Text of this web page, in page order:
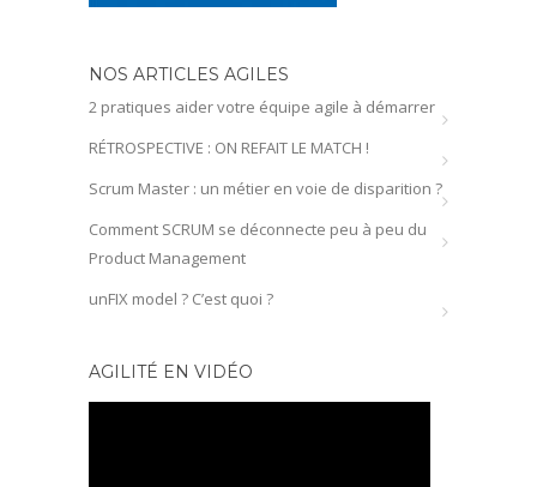
NOS ARTICLES AGILES
2 pratiques aider votre équipe agile à démarrer
RÉTROSPECTIVE : ON REFAIT LE MATCH !
Scrum Master : un métier en voie de disparition ?
Comment SCRUM se déconnecte peu à peu du
Product Management
unFIX model ? C’est quoi ?
AGILITÉ EN VIDÉO